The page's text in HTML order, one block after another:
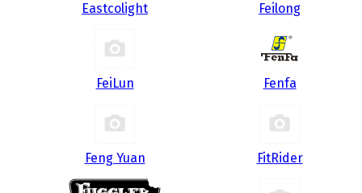
Eastcolight Feilong
FeiLun Fenfa
Feng Yuan FitRider